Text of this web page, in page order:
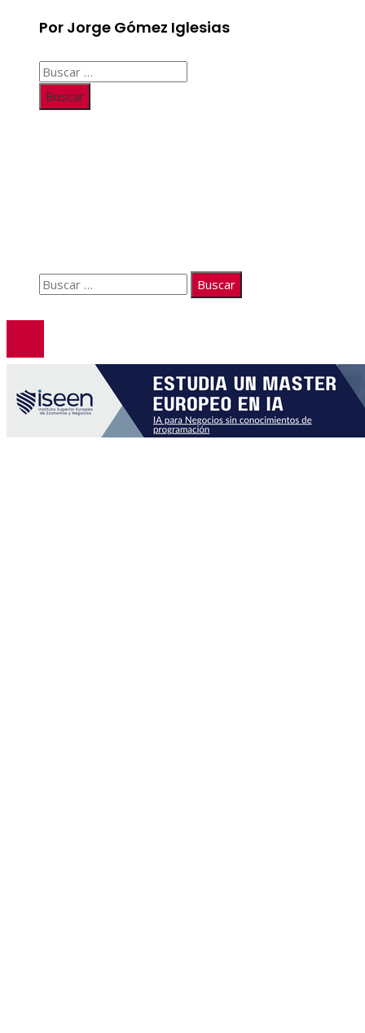
Por Jorge Gómez Iglesias
Buscar:
Buscar: